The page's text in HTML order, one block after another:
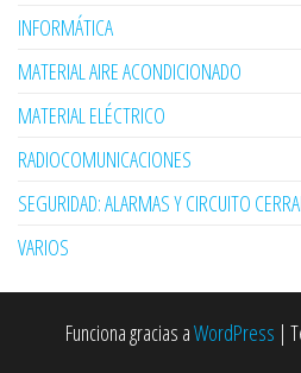
INFORMÁTICA
MATERIAL AIRE ACONDICIONADO
MATERIAL ELÉCTRICO
RADIOCOMUNICACIONES
SEGURIDAD: ALARMAS Y CIRCUITO
VARIOS
Funciona gracias aWordPress |